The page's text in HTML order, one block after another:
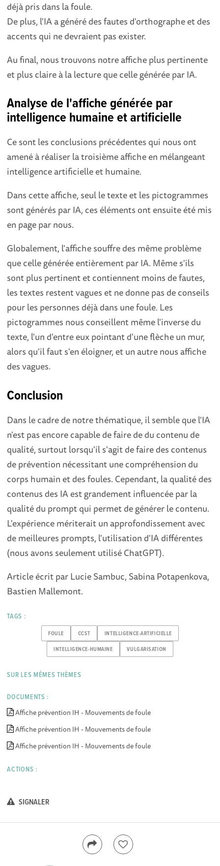
déjà pris dans la foule.
De plus, l'IA a généré des fautes d'orthographe et des
accents qui ne devraient pas exister.
Au final, nous trouvons notre affiche plus pertinente
et plus claire à la lecture que celle générée par IA.
Analyse de l'affiche générée par
intelligence humaine et artificielle
Ce sont les conclusions précédentes qui nous ont
amené à réaliser la troisième affiche en mélangeant
intelligence artificielle et humaine.
Dans cette affiche, seul le texte et les pictogrammes
sont générés par IA, ces éléments ont ensuite été mis
en page par nous.
Globalement, l'affiche souffre des même problème
que celle générée entièrement par IA. Même s'ils
sont plus pertinent et contiennent moins de fautes,
les textes restent vagues et ne donne pas de conseils
pour les personnes déjà dans une foule. Les
pictogrammes nous conseillent même l'inverse du
texte, l'un d'entre eux pointant d'une flèche un mur,
alors qu'il faut s'en éloigner, et un autre nous affiche
des vagues.
Conclusion
Dans le cadre de notre thématique, il semble que l'IA
n'est pas encore capable de faire de du contenu de
qualité, surtout lorsqu'il s'agit de faire des contenus
de prévention nécessitant une compréhension du
corps humain et des foules. Cependant, la qualité des
contenus des IA est grandement influencée par la
qualité du prompt qui permet de générer le contenu.
L'expérience mériterait un approfondissement avec
de meilleures prompts, l'utilisation d'IA différentes
(nous avons seulement utilisé ChatGPT).
Article écrit par Lucie Sambuc, Sabina Potapenkova,
Bastien Mallemont.
TAGS :
FOULE CCST INTELLIGENCE-ARTIFICIELLE
INTELLIGENCE-HUMAINE VULGARISATION
SUR LES MÊMES THÈMES
DOCUMENTS :
Affiche prévention IH - Mouvements de foule
Affiche prévention IH - Mouvements de foule
Affiche prévention IH - Mouvements de foule
ACTIONS :
SIGNALER